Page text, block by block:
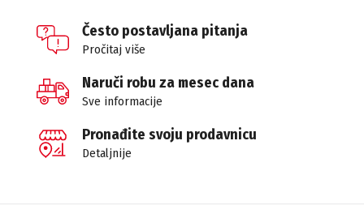
Često postavljana pitanja
Pročitaj više
Naruči robu za mesec dana
Sve informacije
Pronađite svoju prodavnicu
Detaljnije